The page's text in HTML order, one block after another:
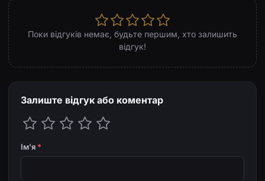
Поки відгуків немає, будьте першим, хто залишить
відгук!
Залиште відгук або коментар
Ім'я *